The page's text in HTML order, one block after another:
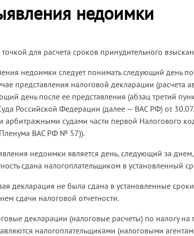
недоимки
для расчета сроков принудительного
недоимки следует понимать следующий день
представления налоговой декларации
день после ее представления (абзац третий
Российской Федерации (далее — ВАС РФ) от
арбитражными судами части первой Налогового
ВАС РФ № 57)).
недоимки является день, следующий за
сдана налогоплательщиком в установленный
декларация не была сдана в установленные
сдачи налоговой отчетности.
декларации (налоговые расчеты) по налогу
налогоплательщиками (налоговыми